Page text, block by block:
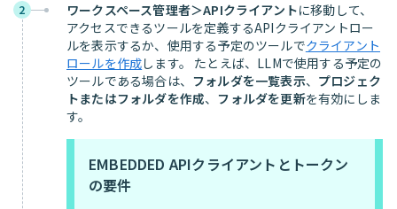
2 ワークスペース管理者＞APIクライアントに移動して、
アクセスできるツールを定義するAPIクライアントロー
ルを表示するか、使用する予定のツールでクライアント
ロールを作成します。 たとえば、LLMで使用する予定の
ツールである場合は、 フォルダを一覧表示、 プロジェク
トまたはフォルダを作成、 フォルダを更新を有効にしま
す。
EMBEDDED APIクライアントとトークン
の要件